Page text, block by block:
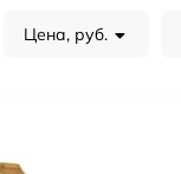
Цена, руб.